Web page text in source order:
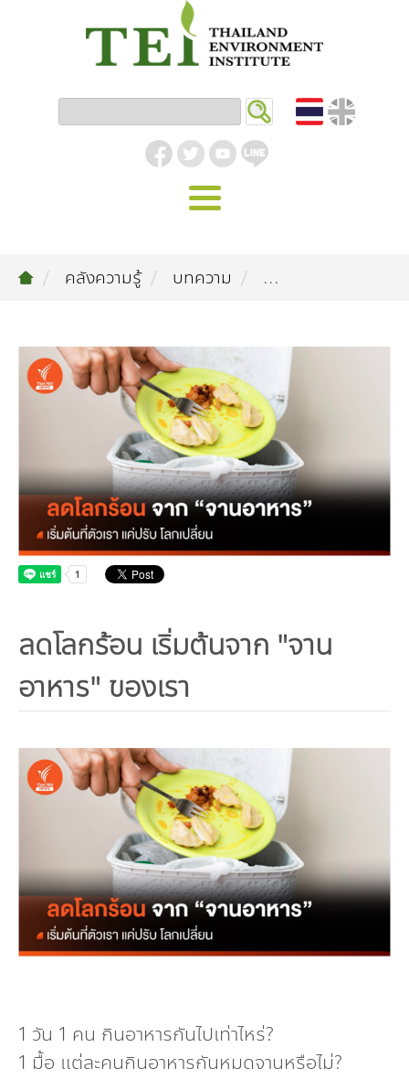
รู้จัก ม.ส.ท.
โครงสร้างองค์กร
คณะกรรมการมูลนิธิ
คณะกรรมการบริหารสถาบัน
คณะผู้บริหาร
เจ้าหน้าที่
สโลแกน
สำนักงานสีเขียว
รางวัลและเกียรติประวัติ
กองทุน
กองทุน ดร.ธีระ พันธุมวนิช
กองทุนสุขภาพกับสภาวะโลกร้อน
สิ่งแวดล้อมอุตสาหกรรม
อุตสาหกรรมยั่งยืน
มลพิษอุตสาหกรรม
สิ่งแวดล้อมเมืองและชุมชน
ชุมชนและเมืองน่าอยู่
ขยะชุมชน-ขยะอาหาร
ขยะพลาสติก
ฝุ่น PM2.5
การผลิตและการบริโภคยั่งยืน
ฉลากเขียว
ฉลากสิ่งแวดล้อม
บริการที่เป็นมิตรกับสิ่งแวดล้อม
จัดซื้อจัดจ้างที่เป็นมิตรกับสิ่งแวดล้อม
ทรัพยากรธรรมชาติ
ทรัพยากรทางบก
ทรัพยากรทางทะเลและชายฝั่ง
ความหลากหลายทางชีวภาพ
การเปลี่ยนแปลงสภาพภูมิอากาศ
การลดก๊าซเรือนกระจก
การปรับตัว
การพัฒนาบุคลากรด้านสิ่งแวดล้อม
งานฝึกอบรม
สิ่งแวดล้อมศึกษา
นโยบาย แผน เครือข่ายสิ่งแวดล้อม
TBCSD
คลังความรู้
บทความ
อินโฟกราฟิก | โปสเตอร์
คลิปวิดีโอ
เอกสารเผยแพร่
สิ่งพิมพ์จำหน่าย
กิจกรรมข่าวสาร
กิจกรรมของเรา
ข่าวสิ่งแวดล้อม
ร่วมงานกับเรา
งาน
ฝึกงาน
ติดต่อเรา
คลังความรู้ บทความ ...
ลดโลกร้อน เริ่มต้นจาก "จาน
อาหาร" ของเรา
1 วัน 1 คน กินอาหารกันไปเท่าไหร่?
1 มื้อ แต่ละคนกินอาหารกันหมดจานหรือไม่?